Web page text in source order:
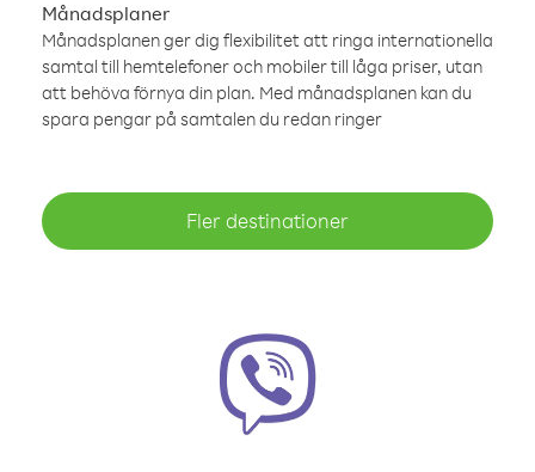
Månadsplaner
Månadsplanen ger dig flexibilitet att ringa internationella
samtal till hemtelefoner och mobiler till låga priser, utan
att behöva förnya din plan. Med månadsplanen kan du
spara pengar på samtalen du redan ringer
Fler destinationer